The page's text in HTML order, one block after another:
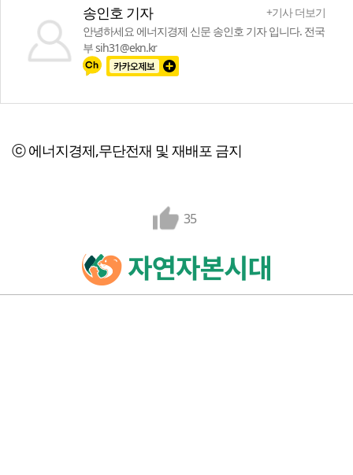
송인호 기자
+기사 더보기
안녕하세요 에너지경제 신문 송인호 기자 입니다. 전국
부 sih31@ekn.kr
ⓒ 에너지경제,무단전재 및 재배포 금지
35